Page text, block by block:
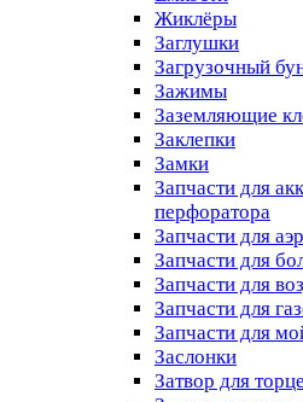
Жиклёры
Заглушки
Загрузочный
Зажимы
Заземляющие
Заклепки
Замки
Запчасти для
перфоратора
Запчасти для
Запчасти для
Запчасти для
Запчасти для
Запчасти для
Заслонки
Затвор для